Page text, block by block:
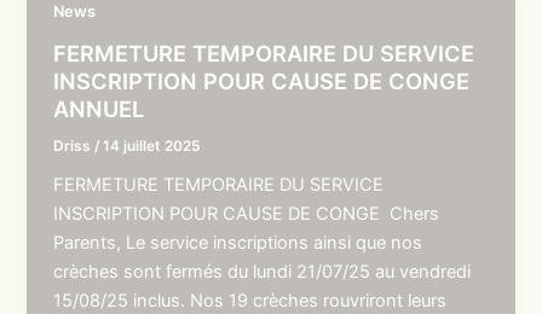
News
FERMETURE TEMPORAIRE DU SERVICE
INSCRIPTION POUR CAUSE DE CONGE
ANNUEL
Driss /14 juillet 2025
FERMETURE TEMPORAIRE DU SERVICE
INSCRIPTION POUR CAUSE DE CONGE Chers
Parents, Le service inscriptions ainsi que nos
crèches sont fermés du lundi 21/07/25 au vendredi
15/08/25 inclus. Nos 19 crèches rouvriront leurs